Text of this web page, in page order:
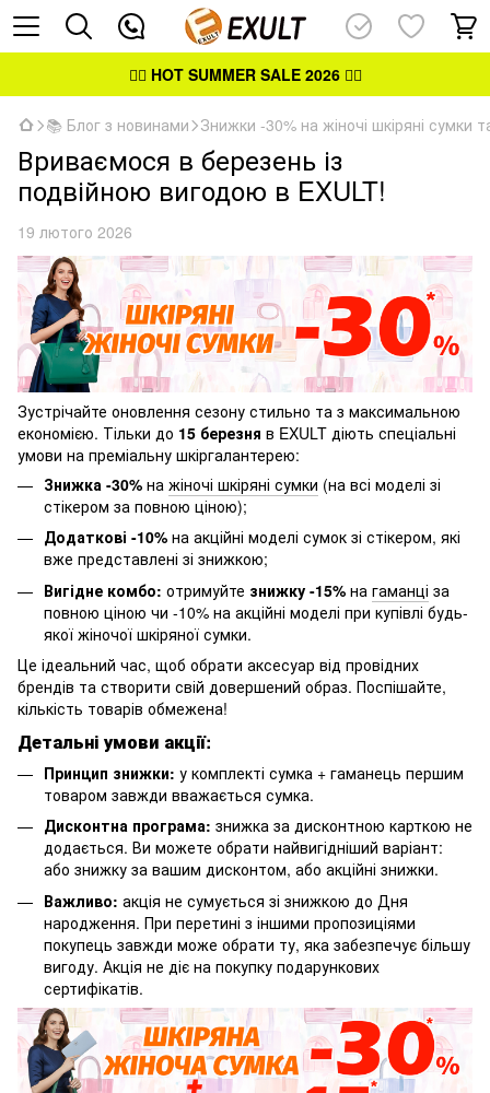
👉🏻 HOT SUMMER SALE 2026👈🏻
📚 Блог з новинами Знижки -30% на жіночі шкіряні сумки
Вриваємося в березень із
подвійною вигодою в EXULT!
19 лютого 2026
Зустрічайте оновлення сезону стильно та з максимальною
економією. Тільки до 15 березня в EXULT діють спеціальні
умови на преміальну шкіргалантерею:
Знижка -30% на жіночі шкіряні сумки (на всі моделі зі
стікером за повною ціною);
Додаткові -10% на акційні моделі сумок зі стікером, які
вже представлені зі знижкою;
Вигідне комбо: отримуйте знижку -15% на гаманці за
повною ціною чи -10% на акційні моделі при купівлі будь-
якої жіночої шкіряної сумки.
Це ідеальний час, щоб обрати аксесуар від провідних
брендів та створити свій довершений образ. Поспішайте,
кількість товарів обмежена!
Детальні умови акції:
Принцип знижки: у комплекті сумка + гаманець першим
товаром завжди вважається сумка.
Дисконтна програма: знижка за дисконтною карткою не
додається. Ви можете обрати найвигідніший варіант:
або знижку за вашим дисконтом, або акційні знижки.
Важливо: акція не сумується зі знижкою до Дня
народження. При перетині з іншими пропозиціями
покупець завжди може обрати ту, яка забезпечує більшу
вигоду. Акція не діє на покупку подарункових
сертифікатів.